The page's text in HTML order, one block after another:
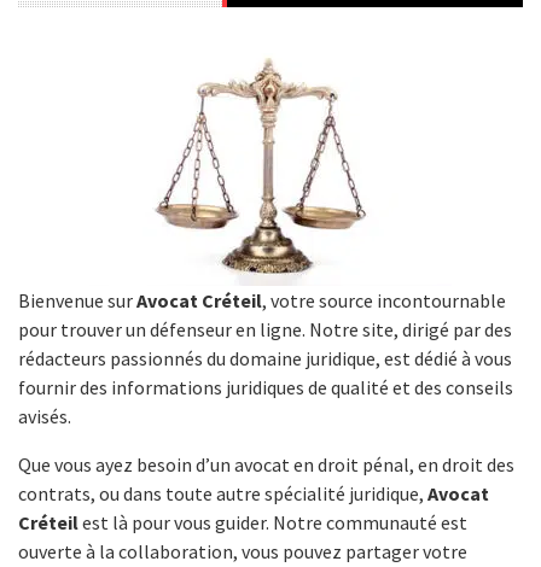
Bienvenue surAvocat Créteil, votre source incontournable
pour trouver un défenseur en ligne. Notre site, dirigé par des
rédacteurs passionnés du domaine juridique, est dédié à vous
fournir des informations juridiques de qualité et des conseils
avisés.
Que vous ayez besoin d’un avocat en droit pénal, en droit des
contrats, ou dans toute autre spécialité juridique, Avocat
Créteilest là pour vous guider. Notre communauté est
ouverte à la collaboration, vous pouvez partager votre